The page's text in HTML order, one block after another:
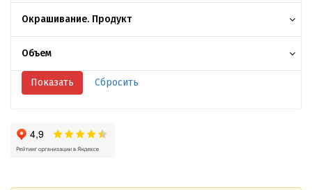
Окрашивание. Продукт
Объем